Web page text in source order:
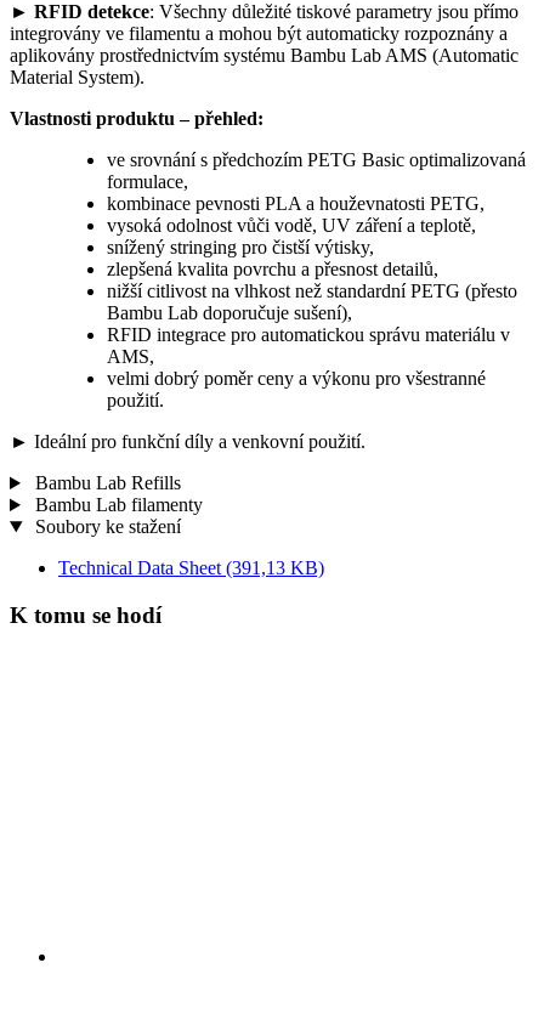
► RFID detekce: Všechny důležité tiskové parametry jsou přímo
integrovány ve filamentu a mohou být automaticky rozpoznány a
aplikovány prostřednictvím systému Bambu Lab AMS (Automatic
Material System).
Vlastnosti produktu – přehled:
ve srovnání s předchozím PETG Basic optimalizovaná
formulace,
kombinace pevnosti PLA a houževnatosti PETG,
vysoká odolnost vůči vodě, UV záření a teplotě,
snížený stringing pro čistší výtisky,
zlepšená kvalita povrchu a přesnost detailů,
nižší citlivost na vlhkost než standardní PETG (přesto
Bambu Lab doporučuje sušení),
RFID integrace pro automatickou správu materiálu v
AMS,
velmi dobrý poměr ceny a výkonu pro všestranné
použití.
► Ideální pro funkční díly a venkovní použití.
Bambu Lab Refills
Bambu Lab filamenty
Soubory ke stažení
Technical Data Sheet (391,13 KB)
K tomu se hodí